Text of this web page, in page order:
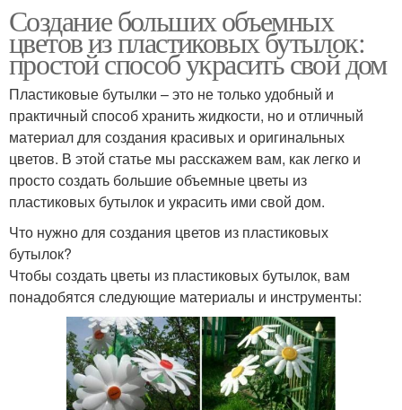
Создание больших объемных
цветов из пластиковых бутылок:
простой способ украсить свой дом
Пластиковые бутылки – это не только удобный и
практичный способ хранить жидкости, но и отличный
материал для создания красивых и оригинальных
цветов. В этой статье мы расскажем вам, как легко и
просто создать большие объемные цветы из
пластиковых бутылок и украсить ими свой дом.
Что нужно для создания цветов из пластиковых
бутылок?
Чтобы создать цветы из пластиковых бутылок, вам
понадобятся следующие материалы и инструменты: